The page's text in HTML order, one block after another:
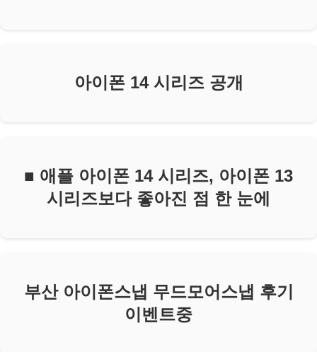
아이폰 14 시리즈 공개
■ 애플 아이폰 14 시리즈, 아이폰 13
시리즈보다 좋아진 점 한 눈에
부산 아이폰스냅 무드모어스냅 후기
이벤트중